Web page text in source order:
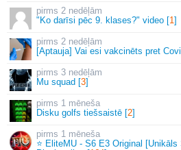
2 nedēļām
"Ko darīsi pēc 9. klases?" video [1]
2 nedēļām
[Aptauja] Vai esi vakcinēts pret
3 nedēļām
Mu squad [3]
1 mēneša
Disku golfs tiešsaistē [2]
1 mēneša
⭐ EliteMU - S6 E3 Original